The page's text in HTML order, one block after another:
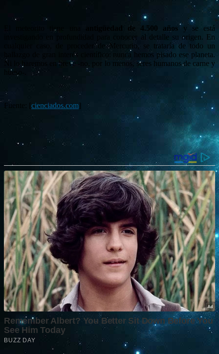
El meteorito tiene una antigüedad de 4.500 años y se está
investigando en profundidad para conocer al detalle su origen. En
cualquier caso, de proceder de Mercurio, se trataría de todo un
hallazgo de gran interés científico: nunca hemos pisado ese planeta.
Ni lo haremos en breve -no, por lo menos, seres humanos de carne y
hueso-.
Fuente: [ cienciados.com]